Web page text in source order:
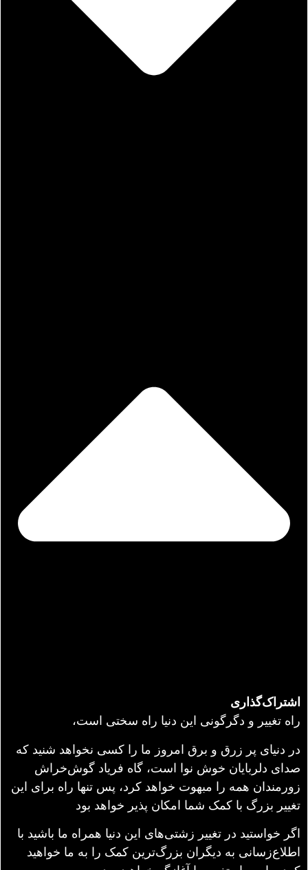
اشتراک‌گذاری
راه تغییر و دگرگونی این دنیا راه سختی است،
در دنیای پر زرق و برق امروز ما را کسی نخواهد شنید که
صدای دلربایان خوش نوا است، گاه فریاد گوش‌خراش
زورمندان همه را مبهوت خواهد کرد، پس تنها راه برای این
تغییر بزرگ با کمک شما امکان پذیر خواهد بود
اگر خواستید در تغییر زشتی‌های این دنیا همراه ما باشید با
اطلاع‌زسانی به دیگران بزرگ‌ترین کمک را به ما خواهید